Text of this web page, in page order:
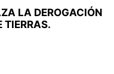
LA DEROGACIÓN
TIERRAS.